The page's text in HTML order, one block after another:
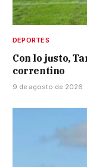
DEPORTES
Con lo justo,
correntino
9 de agosto de 2026